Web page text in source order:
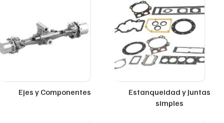
Ejes y Componentes
Estanqueidad y Juntas
simples